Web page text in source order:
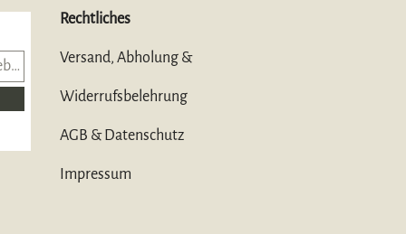
Rechtliches
Versand, Abholung &
Widerrufsbelehrung
AGB & Datenschutz
Impressum